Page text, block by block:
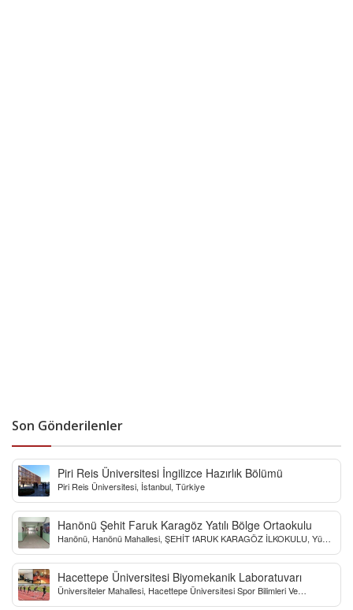
Son Gönderilenler
Piri Reis Üniversitesi İngilizce Hazırlık Bölümü
Piri Reis Üniversitesi, İstanbul, Türkiye
Hanönü Şehit Faruk Karagöz Yatılı Bölge Ortaokulu
Hanönü, Hanönü Mahallesi, ŞEHİT fARUK KARAGÖZ İLKOKULU, Yücel
Hacettepe Üniversitesi Biyomekanik Laboratuvarı
Üniversiteler Mahallesi, Hacettepe Üniversitesi Spor Bilimleri Ve